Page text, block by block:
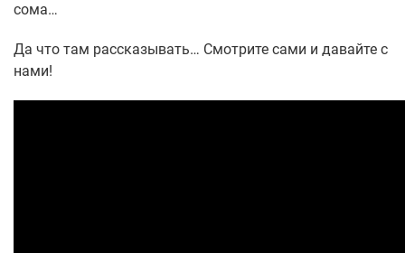
сома…
Да что там рассказывать… Смотрите сами и давайте с
нами!